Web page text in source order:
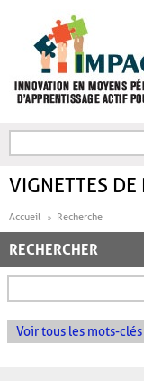
FORMULAIRE DE
VIGNETTES DE
Accueil Recherche
RECHERCHER
Voir tous les mots-clés